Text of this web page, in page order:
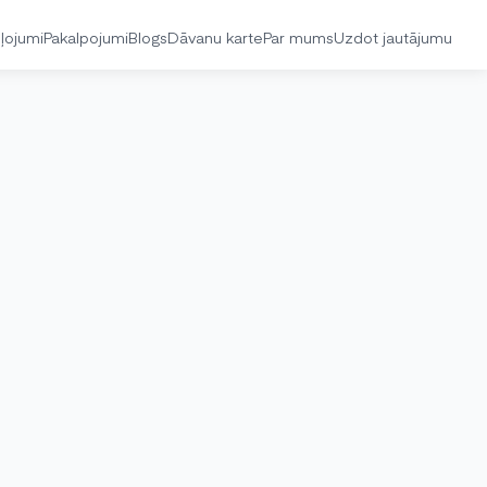
PakalpojumiBlogsDāvanu kartePar mumsUzdot jautājumu